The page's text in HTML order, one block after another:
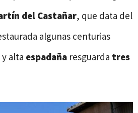
del Castañar, que data del
algunas centurias
alta espadaña resguarda tres